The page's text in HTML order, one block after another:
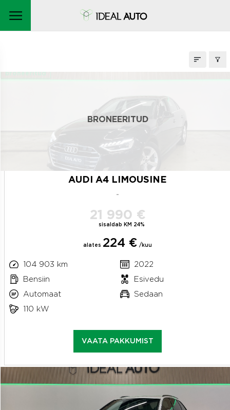
broneeritud
BRONEERITUD
AUDI A4 LIMOUSINE
-
21 990 €
sisaldab KM 24%
alates 224 € /kuu
104 903 km
2022
Bensiin
Esivedu
Automaat
Sedaan
110 kW
VAATA PAKKUMIST